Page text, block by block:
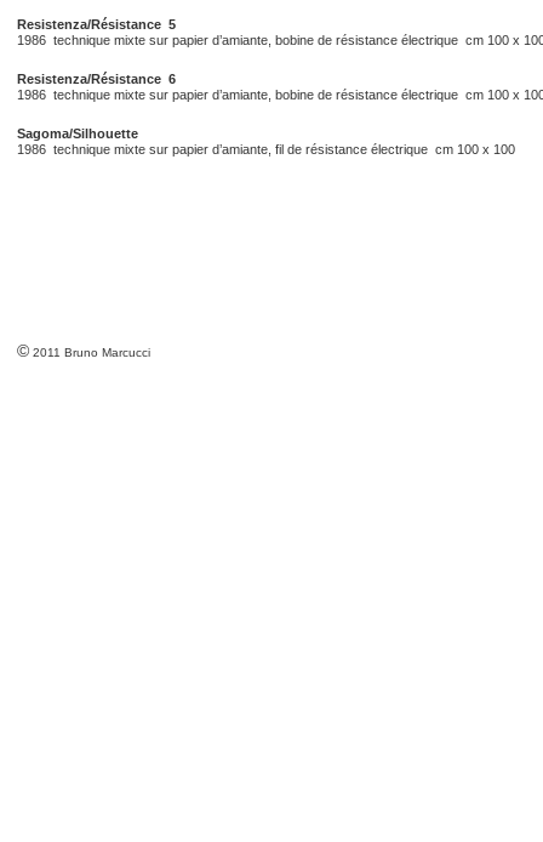
Resistenza/Résistance 5
1986 technique mixte sur papier d’amiante, bobine de résistance électrique cm 100 x
Resistenza/Résistance 6
1986 technique mixte sur papier d’amiante, bobine de résistance électrique cm 100 x
Sagoma/Silhouette
1986 technique mixte sur papier d’amiante, fil de résistance électrique cm 100 x 100
© 2011 Bruno Marcucci